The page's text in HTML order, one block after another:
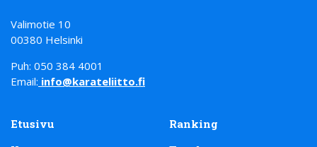
Valimotie 10
00380 Helsinki
Puh: 050 384 4001
Email: info@karateliitto.fi
Etusivu
Ranking